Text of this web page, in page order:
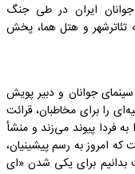
ایران در طی جنگ
تئاترشهر و هتل هما، پخش
جوانان و دبیر پویش
را برای مخاطبان، قرائت
فردا پیوند می‌زند و منشأ
امروز به رسم پیشینیان،
بدانیم برای یکی شدن «ای